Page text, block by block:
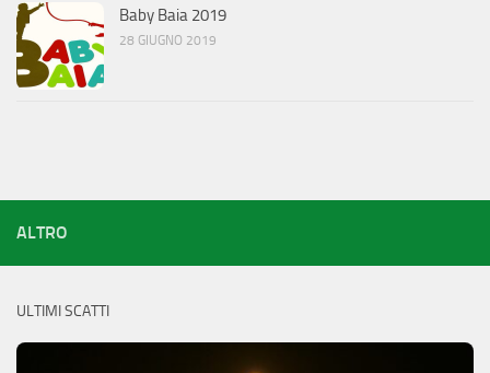
Baby Baia 2019
28 GIUGNO 2019
ALTRO
ULTIMI SCATTI